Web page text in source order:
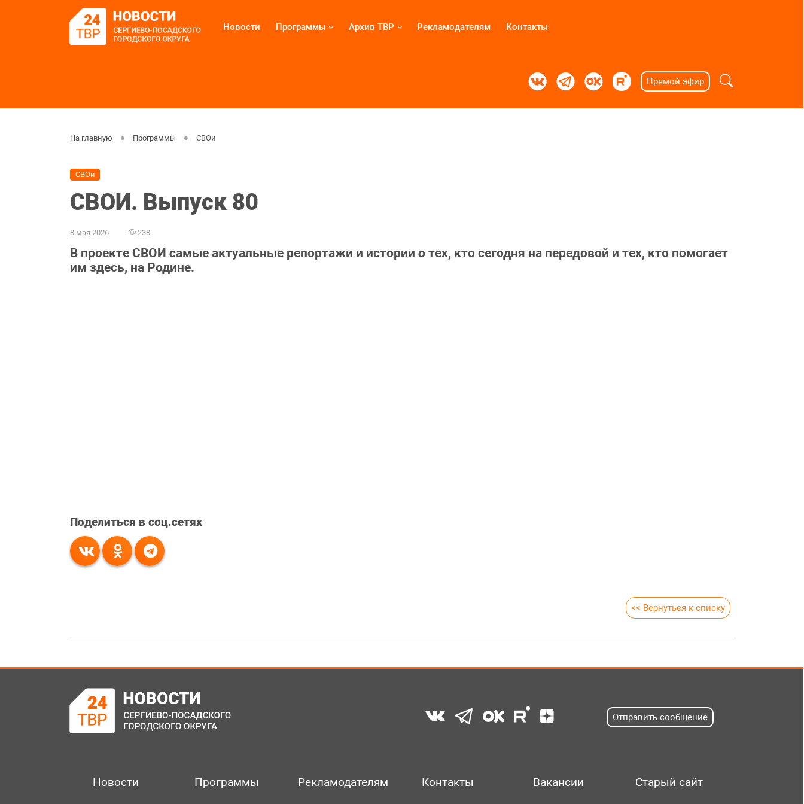
Новости Программы Архив ТВР Рекламодателям Контакты
Прямой эфир
На главную Программы СВОи
СВОи
СВОИ. Выпуск 80
8 мая 2026 238
В проекте СВОИ самые актуальные репортажи и истории о тех, кто сегодня на передовой и тех, кто помогает
им здесь, на Родине.
Поделиться в соц.сетях
<< Вернуться к списку
Отправить сообщение
Новости Программы Рекламодателям Контакты Вакансии Старый сайт